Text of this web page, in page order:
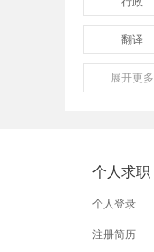
翻译
保险
展开更多
个人求职
个人登录
注册简历